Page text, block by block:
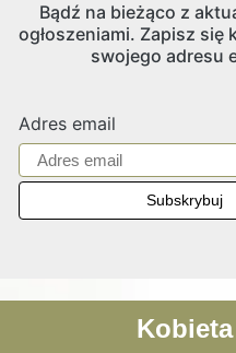
Bądź na bieżąco z
ogłoszeniami. Zapisz się
swojego adresu
Adres email
Kobieta